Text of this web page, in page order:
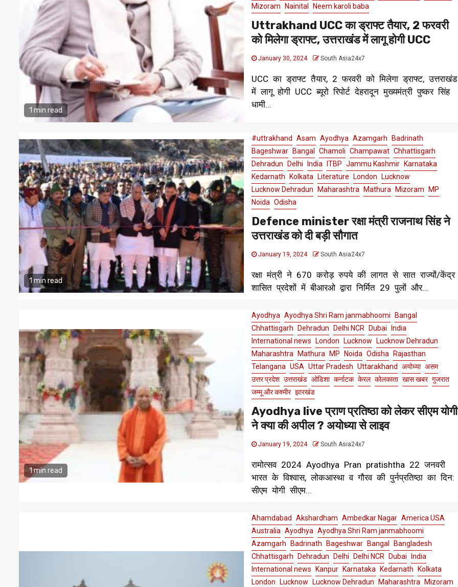
1 min read
Mizoram
Nainital Neem karoli baba
Uttrakhand UCC का ड्राफ्ट तैयार, 2 फरवरी
को मिलेगा ड्राफ्ट, उत्तराखंड में लागू होगी UCC
January 30, 2024 South Asia24x7
UCC का ड्राफ्ट तैयार, 2 फरवरी को मिलेगा ड्राफ्ट, उत्तराखंड
में लागू होगी UCC ब्यूरो रिपोर्ट देहरादून मुख्यमंत्री पुष्कर सिंह
धामी...
1 min read
#uttrakhand Asam Ayodhya Azamgarh
Badrinath
Bageshwar
Bangal Chamoli Champawat Chhattisgarh
Dehradun
Delhi India ITBP Jammu Kashmir
Karnataka
Kedarnath
Kolkata Literature London
Lucknow
Lucknow Dehradun
Maharashtra Mathura Mizoram
MP
Noida Odisha
Defence minister रक्षा मंत्री राजनाथ सिंह ने
उत्तराखंड को दी बड़ी सौगात
January 19, 2024 South Asia24x7
रक्षा मंत्री ने 670 करोड़ रुपये की लागत से सात राज्यों/केंद्र
शासित प्रदेशों में बीआरओ द्वारा निर्मित 29 पुलों और...
1 min read
Ayodhya Ayodhya Shri Ram janmabhoomi
Bangal
Chhattisgarh
Dehradun Delhi NCR Dubai
India
International news
London Lucknow
Lucknow Dehradun
Maharashtra
Mathura MP Noida Odisha
Rajasthan
Telangana USA Uttar Pradesh Uttarakhand अयोध्या असम
उत्तर प्रदेश उत्तराखंड ओडिशा कर्नाटक केरल कोलकाता खास खबर गुजरात
जम्मू और कश्मीर झारखंड
Ayodhya live प्राण प्रतिष्ठा को लेकर सीएम योगी
ने क्या की अपील ? अयोध्या से लाइव
January 19, 2024 South Asia24x7
रामोत्सव 2024 Ayodhya Pran pratishtha 22 जनवरी
भारत के विश्वास, लोकआस्था व गौरव की पुर्नप्रतिष्ठा का दिन:
सीएम योगी सीएम...
Ahamdabad Akshardham Ambedkar Nagar America USA
Australia Ayodhya Ayodhya Shri Ram janmabhoomi
Azamgarh
Badrinath Bageshwar Bangal
Bangladesh
Chhattisgarh
Dehradun Delhi Delhi NCR Dubai
India
International news
Kanpur Karnataka Kedarnath
Kolkata
London
Lucknow Lucknow Dehradun Maharashtra Mizoram